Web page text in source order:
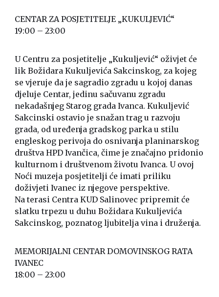
CENTAR ZA POSJETITELJE „KUKULJEVIĆ“
19:00 – 23:00
U Centru za posjetitelje „Kukuljević“ oživjet će
lik Božidara Kukuljevića Sakcinskog, za kojeg
se vjeruje da je sagradio zgradu u kojoj danas
djeluje Centar, jedinu sačuvanu zgradu
nekadašnjeg Starog grada Ivanca. Kukuljević
Sakcinski ostavio je snažan trag u razvoju
grada, od uređenja gradskog parka u stilu
engleskog perivoja do osnivanja planinarskog
društva HPD Ivančica, čime je značajno pridonio
kulturnom i društvenom životu Ivanca. U ovoj
Noći muzeja posjetitelji će imati priliku
doživjeti Ivanec iz njegove perspektive.
Na terasi Centra KUD Salinovec pripremit će
slatku trpezu u duhu Božidara Kukuljevića
Sakcinskog, poznatog ljubitelja vina i druženja.
MEMORIJALNI CENTAR DOMOVINSKOG RATA
IVANEC
18:00 – 23:00